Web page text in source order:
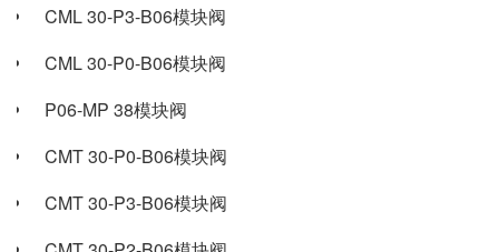
CML 30-P3-B06模块阀
CML 30-P0-B06模块阀
P06-MP 38模块阀
CMT 30-P0-B06模块阀
CMT 30-P3-B06模块阀